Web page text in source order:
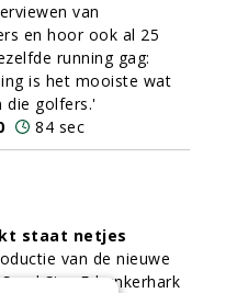
van
en hoor ook al 25
running gag:
is het mooiste wat
die golfers.'
84 sec
staat netjes
van de nieuwe
Star E-bunkerhark